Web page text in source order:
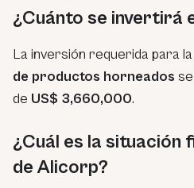
¿Cuánto se invertirá
La inversión requerida para
de productos horneados
de US$ 3,660,000.
¿Cuál es la situación
de Alicorp?